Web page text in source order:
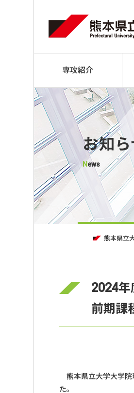
専攻紹介
お知ら
news
熊本県立
2024
前期課
熊本県立大学大学院
た。